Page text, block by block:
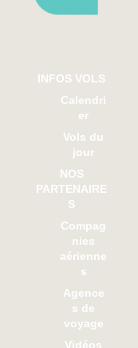
INFOS VOLS
Calendri
er
Vols du
jour
NOS
PARTENAIRE
S
Compag
nies
aérienne
s
Agence
s de
voyage
Vidéos